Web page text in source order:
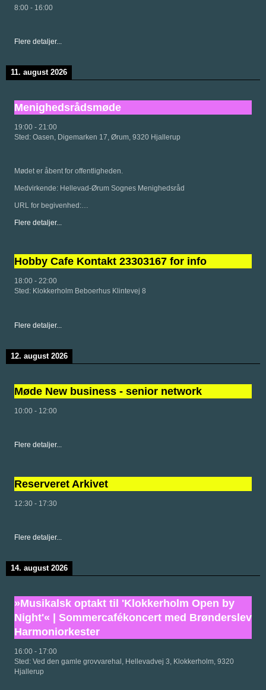
8:00 - 16:00
Flere detaljer...
11. august 2026
Menighedsrådsmøde
19:00 - 21:00
Sted: Oasen, Digemarken 17, Ørum, 9320 Hjallerup
Mødet er åbent for offentligheden.
Medvirkende: Hellevad-Ørum Sognes Menighedsråd
URL for begivenhed:…
Flere detaljer...
Hobby Cafe Kontakt 23303167 for info
18:00 - 22:00
Sted: Klokkerholm Beboerhus Klintevej 8
Flere detaljer...
12. august 2026
Møde New business - senior network
10:00 - 12:00
Flere detaljer...
Reserveret Arkivet
12:30 - 17:30
Flere detaljer...
14. august 2026
»Musikalsk optakt til 'Klokkerholm Open by
Night'« | Sommercafékoncert med Brønderslev
Harmoniorkester
16:00 - 17:00
Sted: Ved den gamle grovvarehal, Hellevadvej 3, Klokkerholm, 9320
Hjallerup